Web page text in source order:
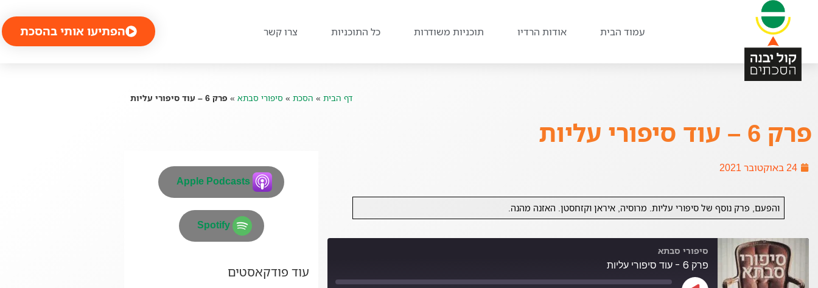
עמוד הבית אודות הרדיו תוכניות משודרות כל התוכניות צרו קשר הפתיעו אותי בהסכת
דף הבית » הסכת » סיפורי סבתא » פרק 6 – עוד סיפורי עליות
פרק 6 – עוד סיפורי עליות
24 באוקטובר 2021
והפעם, פרק נוסף של סיפורי עליות. מרוסיה, איראן וקזחסטן. האזנה מהנה.
סיפורי סבתא
פרק 6 - עוד סיפורי עליות
Apple Podcasts
Spotify
עוד פודקאסטים